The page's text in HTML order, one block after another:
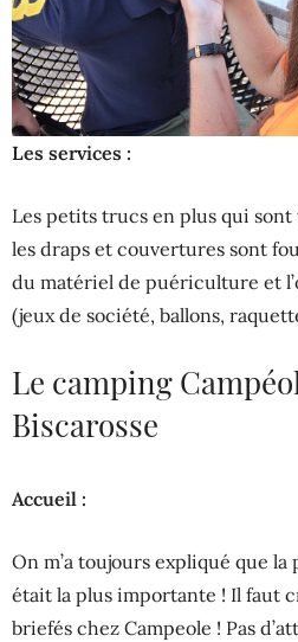
Les services :
Les petits trucs en plus qui sont
les draps et couvertures sont
du matériel de puériculture et
(jeux de société, ballons,
Le camping
Biscarosse
Accueil :
On m’a toujours expliqué que
était la plus importante ! Il faut
briefés chez Campeole ! Pas